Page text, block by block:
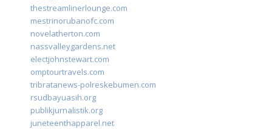
thestreamlinerlounge.com
mestrinorubanofc.com
novelatherton.com
nassvalleygardens.net
electjohnstewart.com
omptourtravels.com
tribratanews-polreskebumen.com
rsudbayuasih.org
publikjurnalistik.org
juneteenthapparel.net